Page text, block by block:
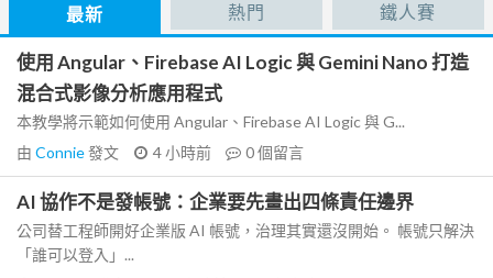
最新 熱門 鐵人賽
使用 Angular、Firebase AI Logic 與 Gemini Nano 打造
混合式影像分析應用程式
本教學將示範如何使用 Angular、Firebase AI Logic 與 G...
由 Connie發文 4 小時前 0個留言
AI 協作不是發帳號：企業要先畫出四條責任邊界
公司替工程師開好企業版 AI 帳號，治理其實還沒開始。 帳號只解決
「誰可以登入」...